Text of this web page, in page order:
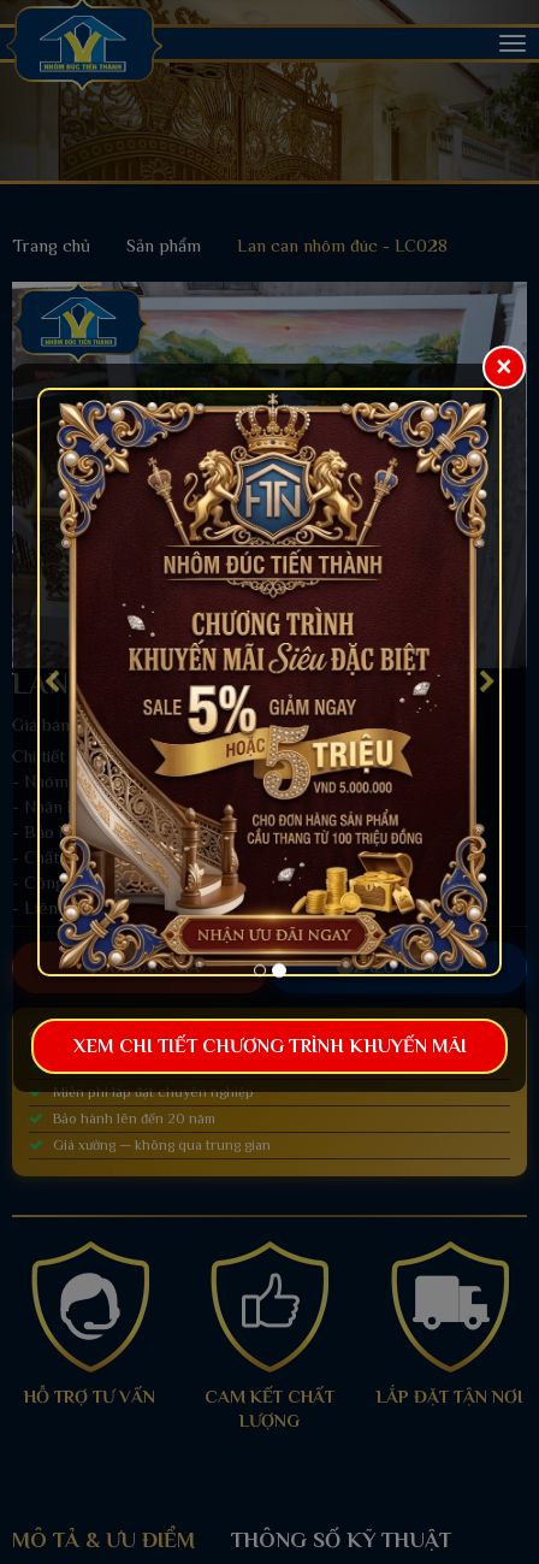
Trang chủ Sản phẩm Lan can nhôm đúc - LC028
LAN CAN NHÔM ĐÚC - LC028
Giá bán:Liên hệ
Chi tiết sản phẩm
- Nhóm hàng:Lan Can Nhôm Đúc
- Nhãn hiệu: Nhôm đúc Tiến Thành
- Bảo hành: Chống nổ Sơn 5 năm.
- Chất liệu: Hợp kim nhôm đúc nguyên khối
- Công nghệ: Đúc chân không
- Liên hệ tư vấn 24/7:0961.581.221-0968.567.668
GỌI BÁO GIÁ ZALO TƯ VẤN
ƯU ĐÃI 2026
Miễn phí lắp đặt chuyên nghiệp
Bảo hành lên đến 20 năm
Giá xưởng — không qua trung gian
HỖ TRỢ TƯ VẤN
CAM KẾT CHẤT
LƯỢNG
LẮP ĐẶT TẬN NƠI
MÔ TẢ & ƯU ĐIỂM
THÔNG SỐ KỸ THUẬT
×
XEM CHI TIẾT CHƯƠNG TRÌNH KHUYẾN MÃI